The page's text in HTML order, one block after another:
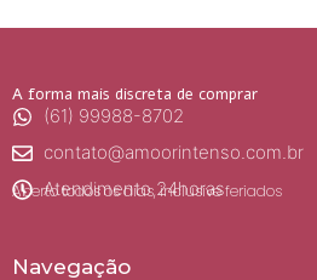
A forma mais discreta de comprar
(61) 99988-8702
contato@amoorintenso.com.br
Atendimento 24horas
Aberto todos os dias, inclusive feriados
Navegação